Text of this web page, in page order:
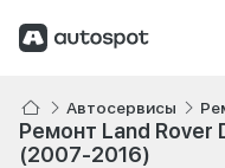
Автосервисы
Ремонт Land Rover
(2007-2016)